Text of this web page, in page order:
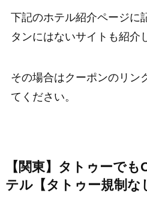
下記のホテル紹介ページに
タンにはないサイトも紹介
その場合はクーポンのリン
てください。
【関東】タトゥーで
テル【タトゥー規制な